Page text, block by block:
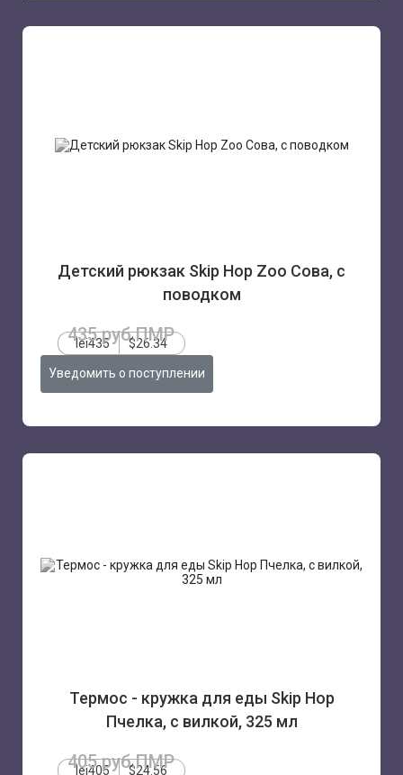
Детский рюкзак Skip Hop Zoo Сова, с
поводком
435 руб.ПМР
lei435 $26.34
Уведомить о поступлении
Термос - кружка для еды Skip Hop
Пчелка, с вилкой, 325 мл
405 руб.ПМР
lei405 $24.56